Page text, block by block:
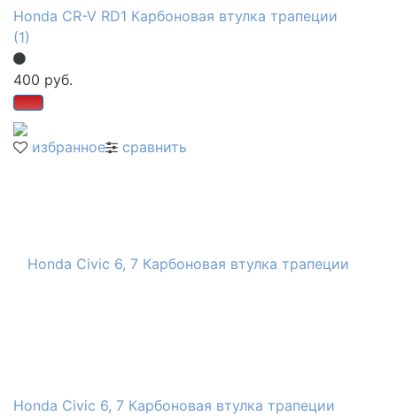
избранное сравнить
Honda CR-V RD1 Карбоновая втулка трапеции
(1)
400 руб.
Honda Civic 6, 7 Карбоновая втулка трапеции